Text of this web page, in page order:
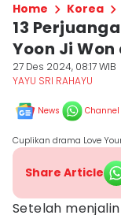
Home Korea
13
Yoon Ji Won
27 Des 2024, 08:17 WIB
YAYU SRI RAHAYU
News Channel
Cuplikan drama Love
Share Article
Setelah